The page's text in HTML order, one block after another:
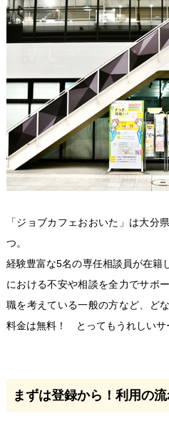
「ジョブカフェおおいた」は大分
つ。
経験豊富な5名の専任相談員が在籍
における不安や相談を全力でサポ
職を考えている一般の方など、ど
料金は無料！ とってもうれしい
まずは登録から！利用の